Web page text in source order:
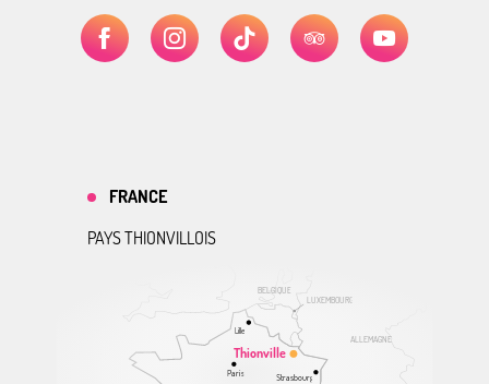
ALLEMAGNE
BELGIQUE
LUXEMBOURG
Thionville
Lille
Paris Strasbourg
FRANCE
PAYS THIONVILLOIS